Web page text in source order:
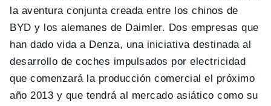
la aventura conjunta creada entre los chinos de
BYD y los alemanes de Daimler. Dos empresas que
han dado vida a Denza, una iniciativa destinada al
desarrollo de coches impulsados por electricidad
que comenzará la producción comercial el próximo
año 2013 y que tendrá al mercado asiático como su